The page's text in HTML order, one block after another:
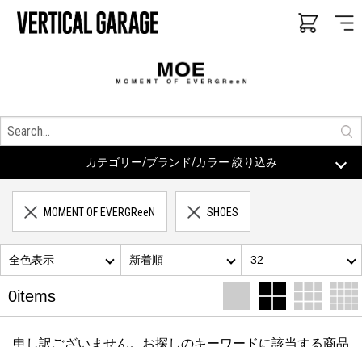
カテゴリー/ブランド/カラー 絞り込み
MOMENT OF EVERGReeN SHOES
0items
全色表示 新着順 32
申し訳ございません。お探しのキーワードに該当する商品